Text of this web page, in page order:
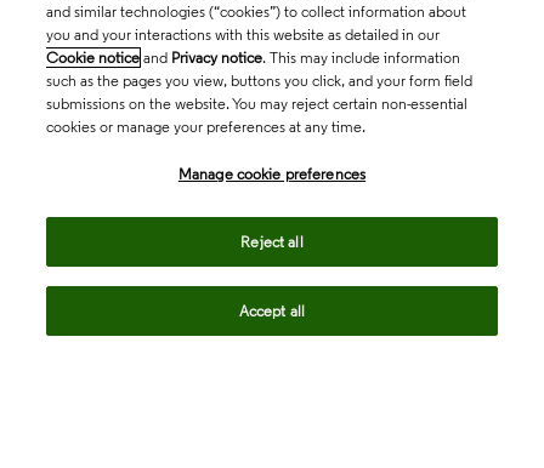
and similar technologies (“cookies”) to collect information about
you and your interactions with this website as detailed in our
Cookie notice and Privacy notice. This may include information
such as the pages you view, buttons you click, and your form field
submissions on the website. You may reject certain non-essential
cookies or manage your preferences at any time.
Manage cookie preferences
Reject all
Accept all